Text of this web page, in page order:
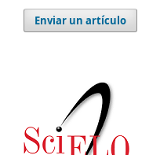
Enviar un artículo